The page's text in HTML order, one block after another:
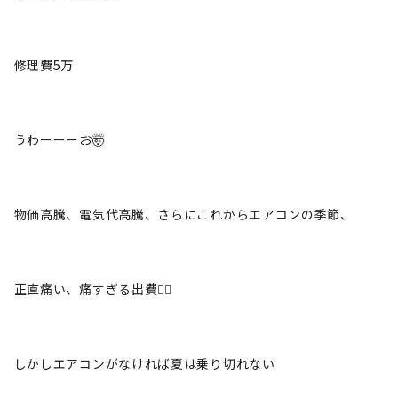
修理費5万
うわーーーお🤯
物価高騰、電気代高騰、さらにこれからエアコンの季節、
正直痛い、痛すぎる出費🤦‍♀️
しかしエアコンがなければ夏は乗り切れない